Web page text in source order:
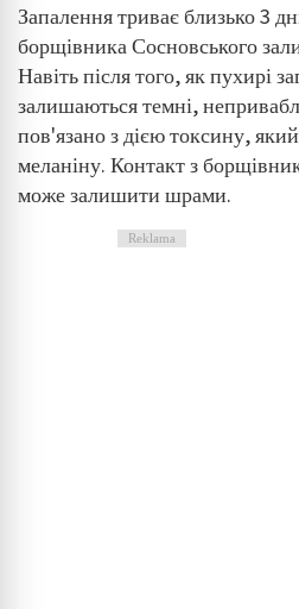
Запалення триває близько 3
борщівника Сосновського
Навіть після того, як пухирі
залишаються темні,
пов'язано з дією токсину,
меланіну. Контакт з
може залишити шрами.
Reklama